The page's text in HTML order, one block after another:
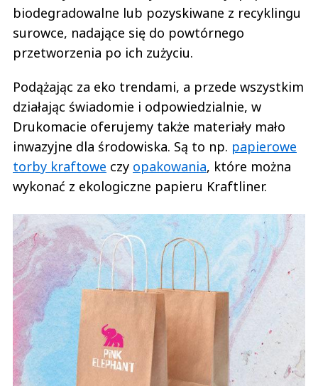
biodegradowalne lub pozyskiwane z recyklingu
surowce, nadające się do powtórnego
przetworzenia po ich zużyciu.
Podążając za eko trendami, a przede wszystkim
działając świadomie i odpowiedzialnie, w
Drukomacie oferujemy także materiały mało
inwazyjne dla środowiska. Są to np. papierowe
torby kraftowe czy opakowania, które można
wykonać z ekologiczne papieru Kraftliner.